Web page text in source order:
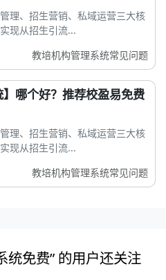
理、招生营销、私域运营三大核
现从招生引流...
教培机构管理系统常见问题
】哪个好？推荐校盈易免费
理、招生营销、私域运营三大核
现从招生引流...
教培机构管理系统常见问题
统免费” 的用户还关注